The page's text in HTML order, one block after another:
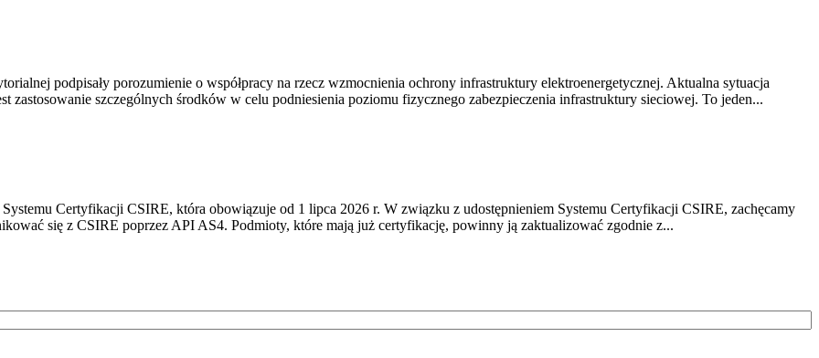
podpisały porozumienie o współpracy na rzecz wzmocnienia ochrony infrastruktury elektroenergetycznej. Aktualna sytuacja
zastosowanie szczególnych środków w celu podniesienia poziomu fizycznego zabezpieczenia infrastruktury sieciowej. To jeden...
Certyfikacji CSIRE, która obowiązuje od 1 lipca 2026 r. W związku z udostępnieniem Systemu Certyfikacji CSIRE, zachęcamy
się z CSIRE poprzez API AS4. Podmioty, które mają już certyfikację, powinny ją zaktualizować zgodnie z...